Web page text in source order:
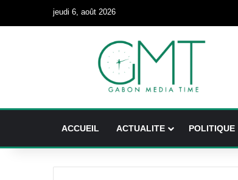
jeudi 6, août 2026
ACCUEIL ACTUALITE POLITIQUE